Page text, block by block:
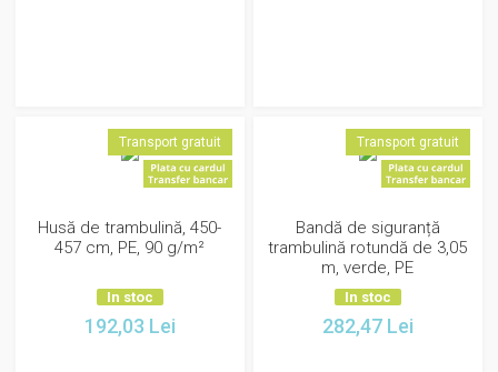
Transport gratuit
Husă de trambulină, 450-
457 cm, PE, 90 g/m²
In stoc
192,03 Lei
Transport gratuit
Bandă de siguranță
trambulină rotundă de 3,05
m, verde, PE
In stoc
282,47 Lei